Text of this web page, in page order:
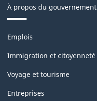
À propos du gouvernement
Thèmes
sujets
Emplois
Immigration et citoyenneté
Voyage et tourisme
Entreprises